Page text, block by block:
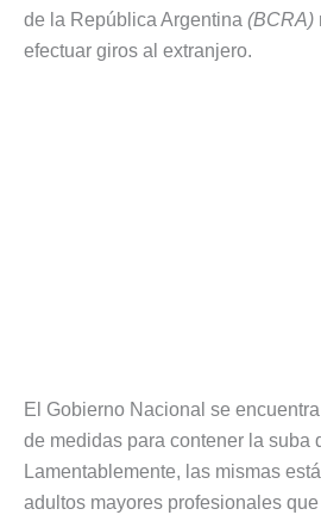
de la República Argentina (BCRA)
efectuar giros al extranjero.
El Gobierno Nacional se
de medidas para contener la suba
Lamentablemente, las mismas
adultos mayores profesionales